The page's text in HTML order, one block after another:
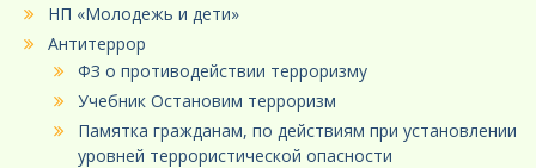
НП «Молодежь и дети»
Антитеррор
ФЗ о противодействии терроризму
Учебник Остановим терроризм
Памятка гражданам, по действиям при установлении
уровней террористической опасности